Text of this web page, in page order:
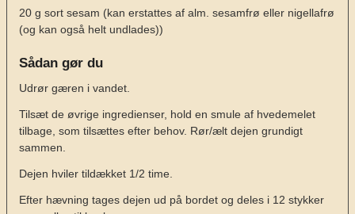
20 g sort sesam (kan erstattes af alm. sesamfrø eller nigellafrø
(og kan også helt undlades))
Sådan gør du
Udrør gæren i vandet.
Tilsæt de øvrige ingredienser, hold en smule af hvedemelet
tilbage, som tilsættes efter behov. Rør/ælt dejen grundigt
sammen.
Dejen hviler tildækket 1/2 time.
Efter hævning tages dejen ud på bordet og deles i 12 stykker